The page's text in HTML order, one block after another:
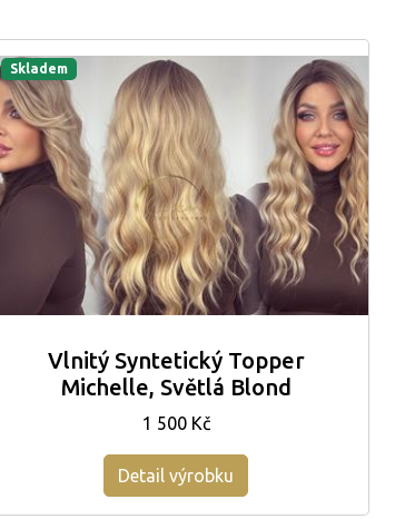
Skladem
Vlnitý Syntetický Topper
Michelle, Světlá Blond
1 500 Kč
Detail výrobku